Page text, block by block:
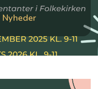
Nyheder